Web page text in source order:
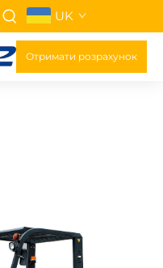
UK
Отримати розрахунок